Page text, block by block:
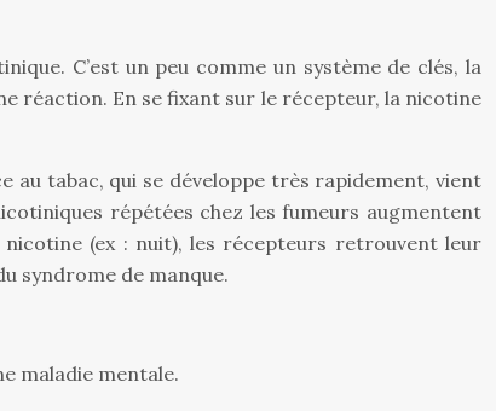
C’est un peu comme un système de clés, la
réaction. En se fixant sur le récepteur, la nicotine
au tabac, qui se développe très rapidement, vient
répétées chez les fumeurs augmentent
(ex : nuit), les récepteurs retrouvent leur
syndrome de manque.
maladie mentale.